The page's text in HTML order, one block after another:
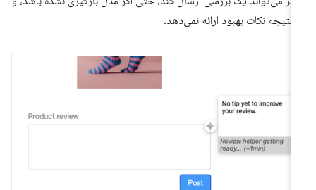
نتیجه نکات بهبود ارائه نمی‌دهد.